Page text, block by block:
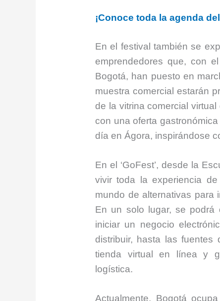
¡Conoce toda la agenda
En el festival también se
emprendedores que, con
Bogotá, han puesto en
muestra comercial estarán
de la vitrina comercial virtual
con una oferta
día en Ágora, inspirándose
En el ‘GoFest’, desde la
vivir toda la experiencia
mundo de alternativas para
En un solo lugar, se podrá
iniciar un negocio
distribuir, hasta las fuentes
tienda virtual en línea y
logística.
Actualmente, Bogotá